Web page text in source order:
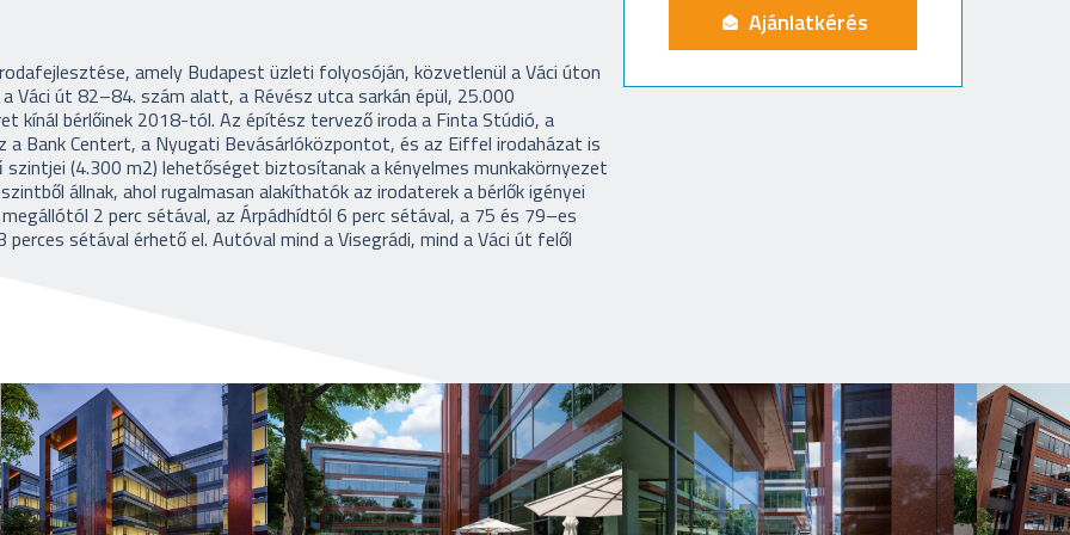
amely Budapest üzleti folyosóján, közvetlenül a Váci úton
Váci út 82–84. szám alatt, a Révész utca sarkán épül, 25.000
bérlőinek 2018-tól. Az építész tervező iroda a Finta Stúdió, a
a Bank Centert, a Nyugati Bevásárlóközpontot, és az Eiffel irodaházat is
(4.300 m2) lehetőséget biztosítanak a kényelmes munkakörnyezet
állnak, ahol rugalmasan alakíthatók az irodaterek a bérlők igényei
2 perc sétával, az Árpádhídtól 6 perc sétával, a 75 és 79–es
sétával érhető el. Autóval mind a Visegrádi, mind a Váci út felől
Ajánlatkérés